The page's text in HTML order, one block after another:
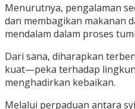
Menurutnya, pengalaman
dan membagikan makanan
mendalam dalam proses
Dari sana, diharapkan
kuat—peka terhadap
menghadirkan kebaikan.
Melalui perpaduan antara